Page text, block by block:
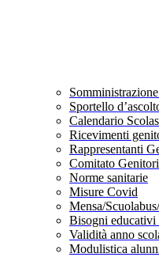
Sportello
Calendario
Ricevimenti
Rappresentanti
Comitato Genitori
Norme sanitarie
Misure Covid
Mensa/
Bisogni educativi
Validità anno
Modulistica